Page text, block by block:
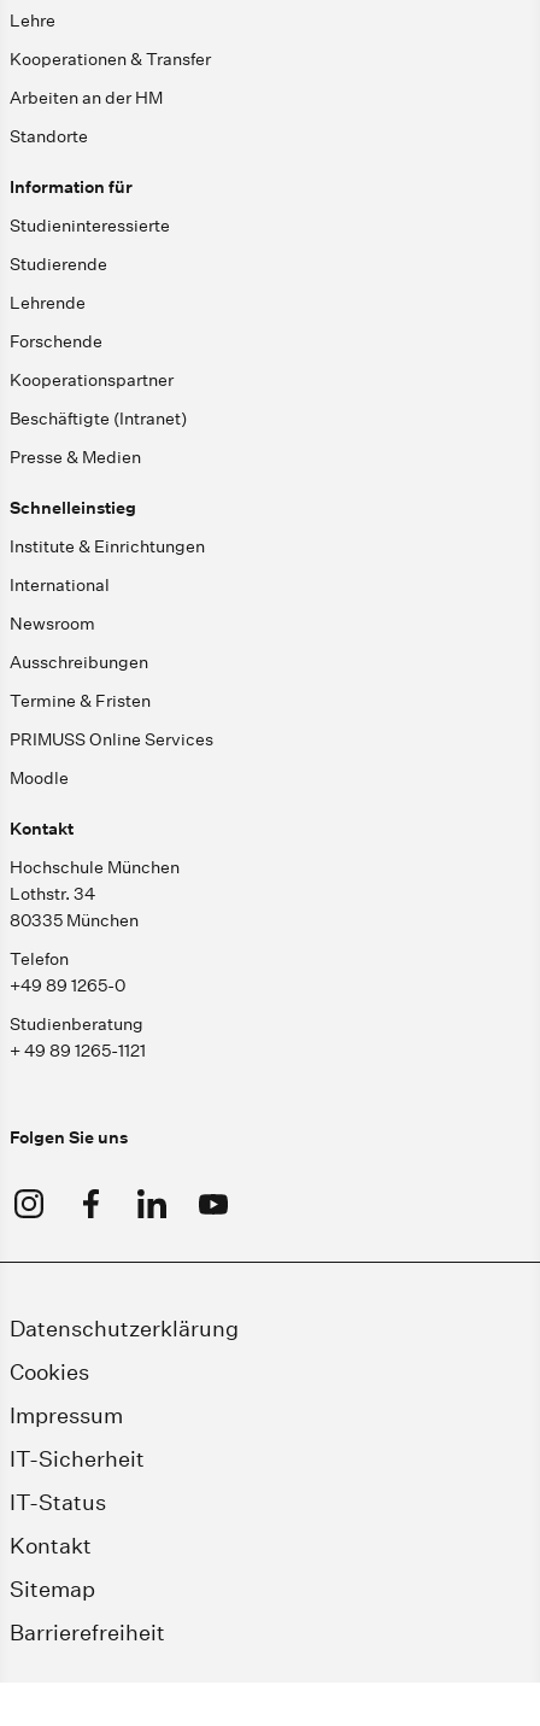
Lehre
Kooperationen & Transfer
Arbeiten an der HM
Standorte
Information für
Studieninteressierte
Studierende
Lehrende
Forschende
Kooperationspartner
Beschäftigte (Intranet)
Presse & Medien
Schnelleinstieg
Institute & Einrichtungen
International
Newsroom
Ausschreibungen
Termine & Fristen
PRIMUSS Online Services
Moodle
Kontakt
Hochschule München
Lothstr. 34
80335 München
Telefon
+49 89 1265-0
Studienberatung
+ 49 89 1265-1121
Folgen Sie uns
Datenschutzerklärung
Cookies
Impressum
IT-Sicherheit
IT-Status
Kontakt
Sitemap
Barrierefreiheit